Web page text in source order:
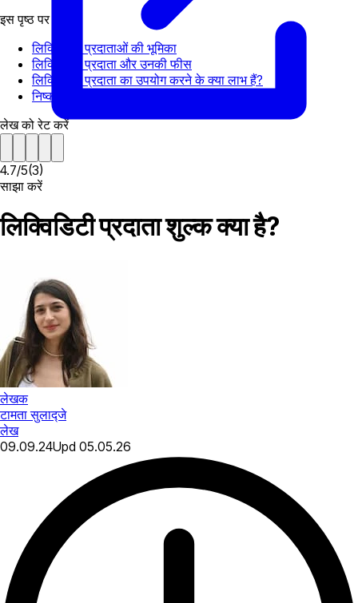
इस पृष्ठ पर
लिक्विडिटी प्रदाताओं की भूमिका
लिक्विडिटी प्रदाता और उनकी फीस
लिक्विडिटी प्रदाता का उपयोग करने के क्या लाभ हैं?
निष्कर्ष
लेख को रेट करें
4.7/5(3)
साझा करें
लिक्विडिटी प्रदाता शुल्क क्या है?
लेखक
टामता सुलाद्जे
लेख
09.09.24Upd 05.05.26